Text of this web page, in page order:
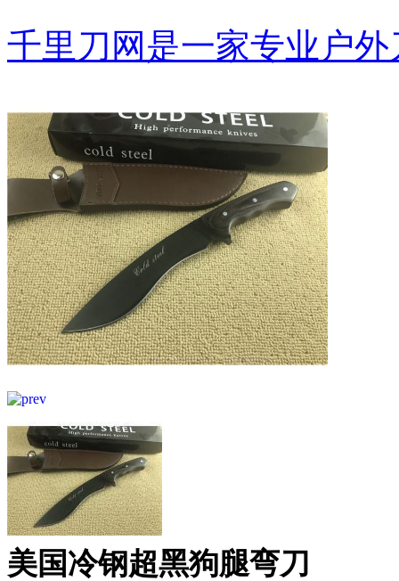
千里刀网是一家专业户
美国冷钢超黑狗腿弯刀